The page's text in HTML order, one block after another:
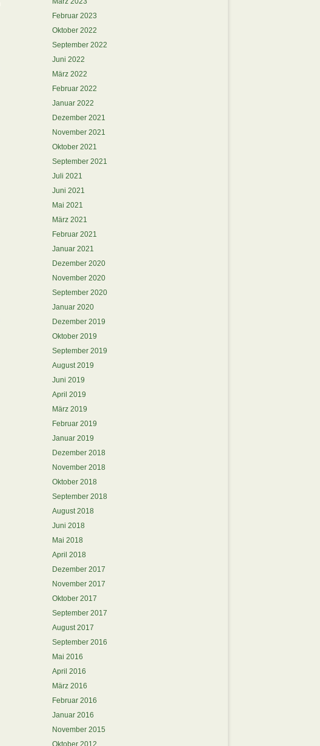
Februar 2023
Oktober 2022
September 2022
Juni 2022
März 2022
Februar 2022
Januar 2022
Dezember 2021
November 2021
Oktober 2021
September 2021
Juli 2021
Juni 2021
Mai 2021
März 2021
Februar 2021
Januar 2021
Dezember 2020
November 2020
September 2020
Januar 2020
Dezember 2019
Oktober 2019
September 2019
August 2019
Juni 2019
April 2019
März 2019
Februar 2019
Januar 2019
Dezember 2018
November 2018
Oktober 2018
September 2018
August 2018
Juni 2018
Mai 2018
April 2018
Dezember 2017
November 2017
Oktober 2017
September 2017
August 2017
September 2016
Mai 2016
April 2016
März 2016
Februar 2016
Januar 2016
November 2015
Oktober 2012